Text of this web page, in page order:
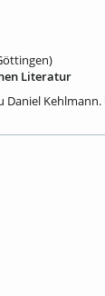
Literatur
Kehlmann.
auch
kommen und